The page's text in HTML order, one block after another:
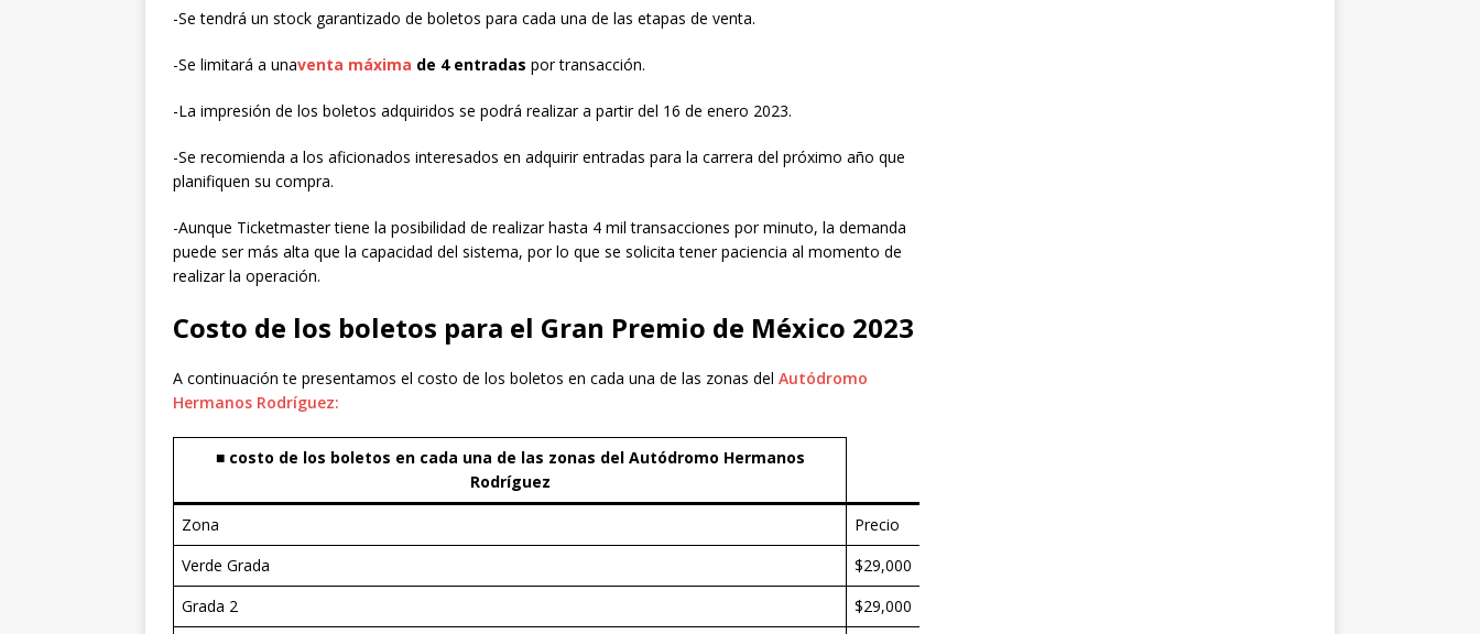
-Se tendrá un stock garantizado de boletos para cada una de las etapas de venta.
-Se limitará a unaventa máxima de 4 entradas por transacción.
-La impresión de los boletos adquiridos se podrá realizar a partir del 16 de enero 2023.
-Se recomienda a los aficionados interesados en adquirir entradas para la carrera del próximo año que
planifiquen su compra.
-Aunque Ticketmaster tiene la posibilidad de realizar hasta 4 mil transacciones por minuto, la demanda
puede ser más alta que la capacidad del sistema, por lo que se solicita tener paciencia al momento de
realizar la operación.
Costo de los boletos para el Gran Premio de México 2023
A continuación te presentamos el costo de los boletos en cada una de las zonas del Autódromo
Hermanos Rodríguez:
■ costo de los boletos en cada una de las zonas del Autódromo Hermanos
Rodríguez
Zona
Precio
Verde Grada
$29,000
Grada 2
$29,000